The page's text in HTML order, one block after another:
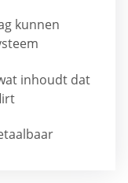
kunnen
inhoudt dat